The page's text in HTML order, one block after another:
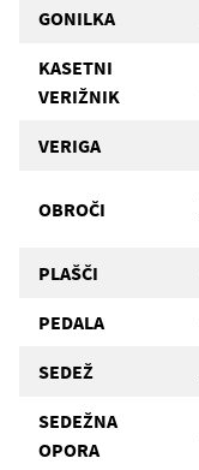
GONILKA
KASETNI
VERIŽNIK
VERIGA
OBROČI
PLAŠČI
PEDALA
SEDEŽ
SEDEŽNA
OPORA